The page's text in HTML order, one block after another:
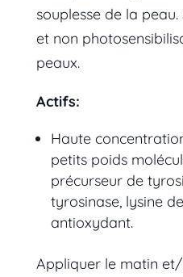
souplesse de la
et non
peaux.
Actifs:
Haute
petits poids
précurseur de
tyrosinase, lysine
antioxydant.
Appliquer le matin